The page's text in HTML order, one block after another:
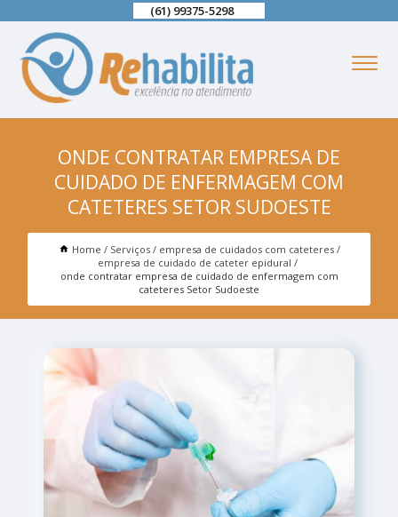
(61) 99375-5298
ONDE CONTRATAR EMPRESA DE
CUIDADO DE ENFERMAGEM COM
CATETERES SETOR SUDOESTE
Home Serviços
empresa de cuidados com cateteres
empresa de cuidado de cateter epidural
onde contratar empresa de cuidado de enfermagem com
cateteres Setor Sudoeste